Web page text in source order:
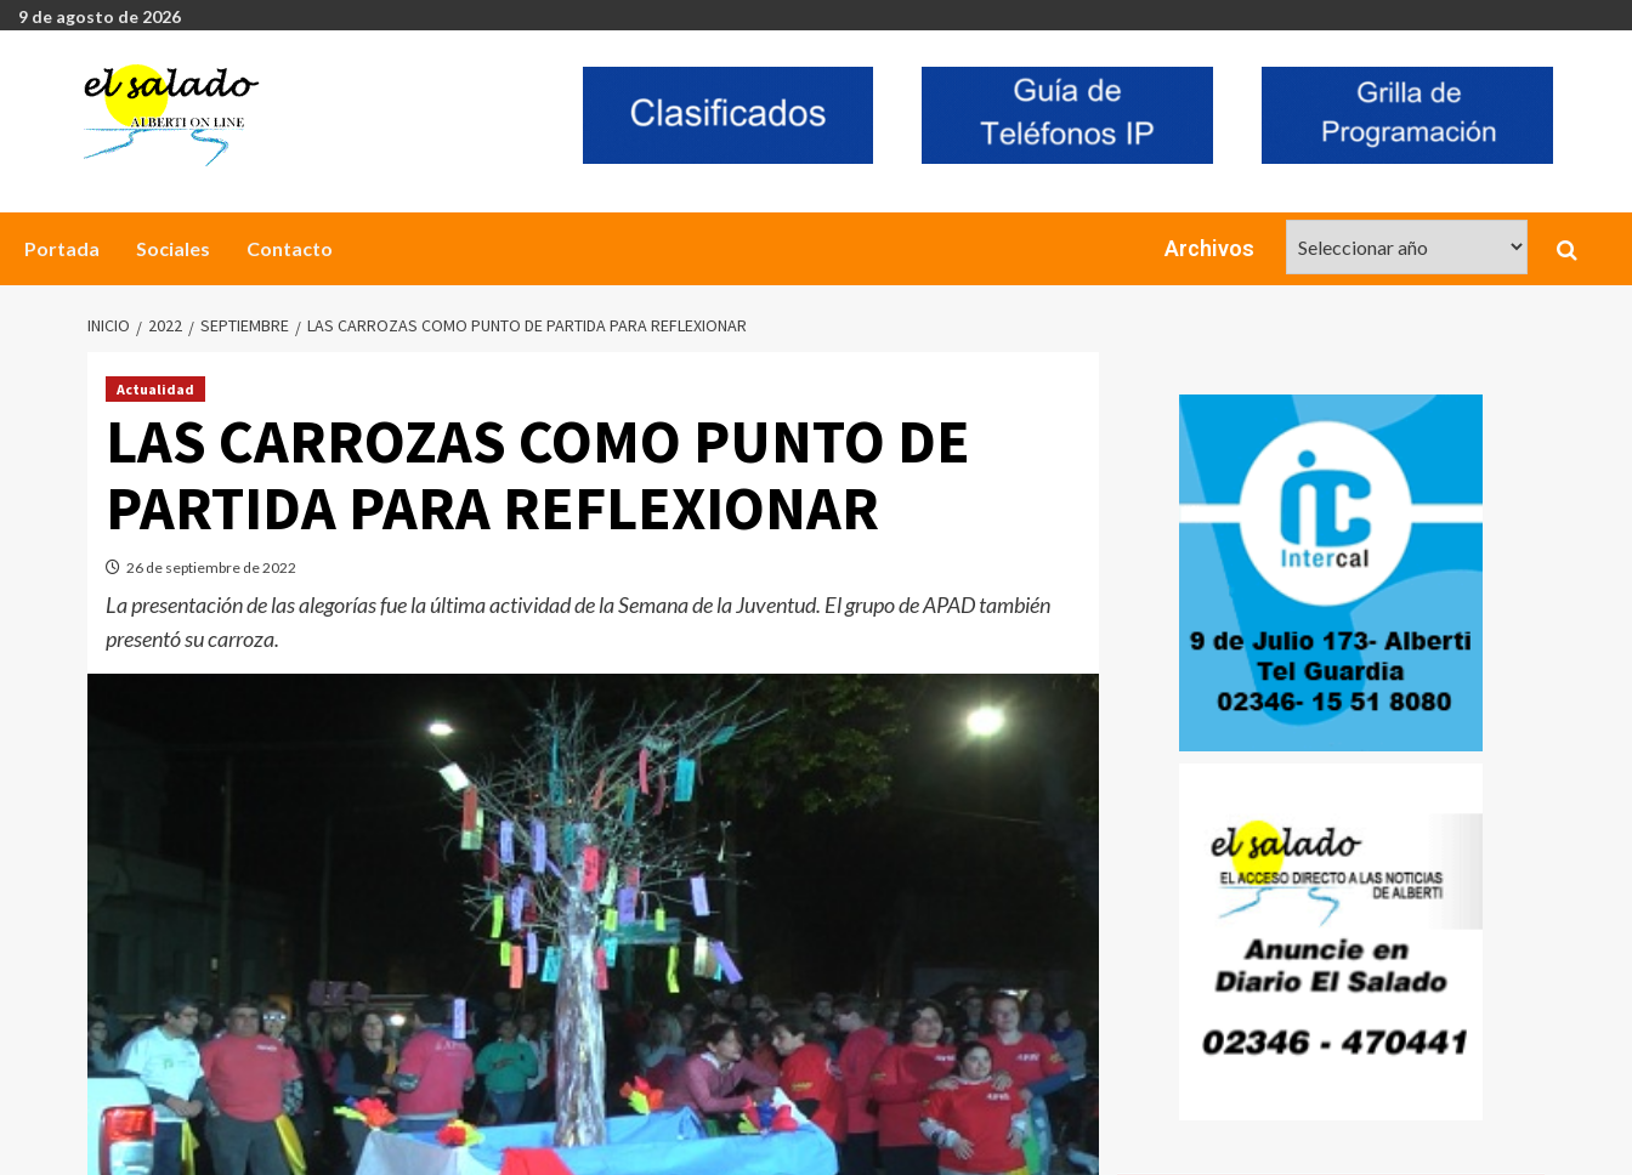
9 de agosto de 2026
Portada Sociales Contacto Archivos
INICIO 2022 SEPTIEMBRE LAS CARROZAS COMO PUNTO DE PARTIDA PARA REFLEXIONAR
Actualidad
LAS CARROZAS COMO PUNTO DE
PARTIDA PARA REFLEXIONAR
26 de septiembre de 2022
La presentación de las alegorías fue la última actividad de la Semana de la Juventud. El grupo de APAD también
presentó su carroza.